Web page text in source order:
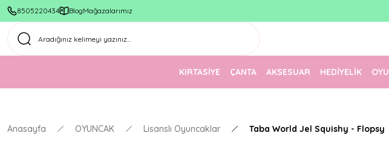
8505220434 BlogMağazalarımız
1500 TL
KIRTASİYE ÇANTA AKSESUAR HEDİYELİK
Anasayfa OYUNCAK Lisanslı Oyuncaklar Taba World Jel Squishy - Flopsy